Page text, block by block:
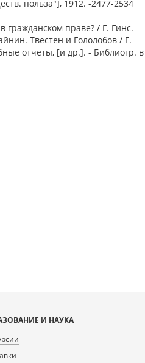
польза"], 1912. -2477-2534
гражданском праве? / Г. Гинс.
Твестен и Гололобов / Г.
отчеты, [и др.]. - Библиогр. в
И НАУКА